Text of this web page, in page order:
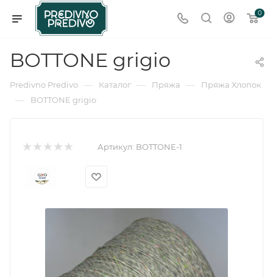
0
BOTTONE grigio
Predivno Predivo — Каталог — Пряжа — Пряжа Хлопок
— BOTTONE grigio
Артикул: BOTTONE-1